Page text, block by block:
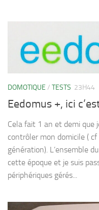
DOMOTIQUE / TESTS 23H44
Eedomus +, ici
Cela fait 1 an et demi que
contrôler mon domicile ( cf
génération). L’ensemble
cette époque et je suis
périphériques gérés...